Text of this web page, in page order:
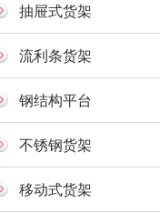
抽屉式货架
流利条货架
钢结构平台
不锈钢货架
移动式货架